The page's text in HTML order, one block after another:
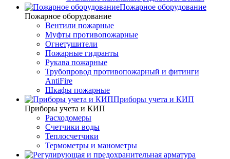
Пожарное оборудование
Пожарное оборудование
Вентили пожарные
Муфты противопожарные
Огнетушители
Пожарные гидранты
Рукава пожарные
Трубопровод противопожарный и фитинги
AntiFire
Шкафы пожарные
Приборы учета и КИП
Приборы учета и КИП
Расходомеры
Счетчики воды
Теплосчетчики
Термометры и манометры